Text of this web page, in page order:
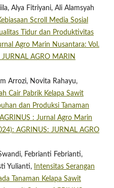
Alya Fitriyani, Ali Alamsyah
Scroll Media Sosial
Tidur dan Produktivitas
Agro Marin Nusantara: Vol.
AGRO MARIN
Arrozi, Novita Rahayu,
Cair Pabrik Kelapa Sawit
dan Produksi Tanaman
AGRINUS : Jurnal Agro Marin
AGRINUS: JURNAL AGRO
Febrianti Febrianti,
Yulianti,
Intensitas Serangan
Tanaman Kelapa Sawit